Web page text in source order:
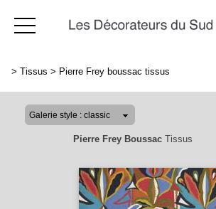
> Tissus > Pierre Frey boussac tissus
Pierre Frey BoussacTissus